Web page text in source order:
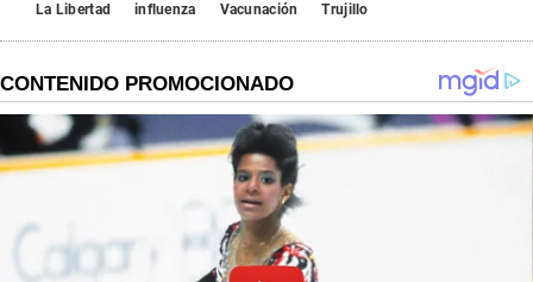
La Libertad influenza Vacunación Trujillo